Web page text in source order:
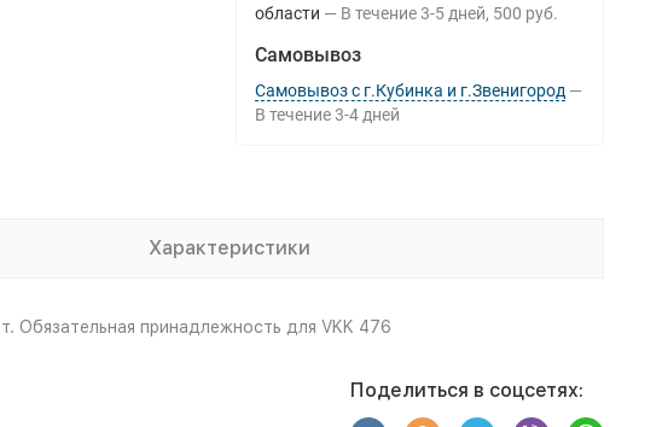
области
В течение 3-5 дней 500 руб.
Самовывоз
Самовывоз с г.Кубинка и г.Звенигород
В течение 3-4 дней
Характеристики
Обязательная принадлежность для VKK 476
Поделиться в соцсетях: